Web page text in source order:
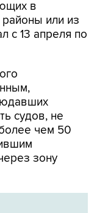
в
или из
с 13 апреля по
судов, не
чем 50
зону